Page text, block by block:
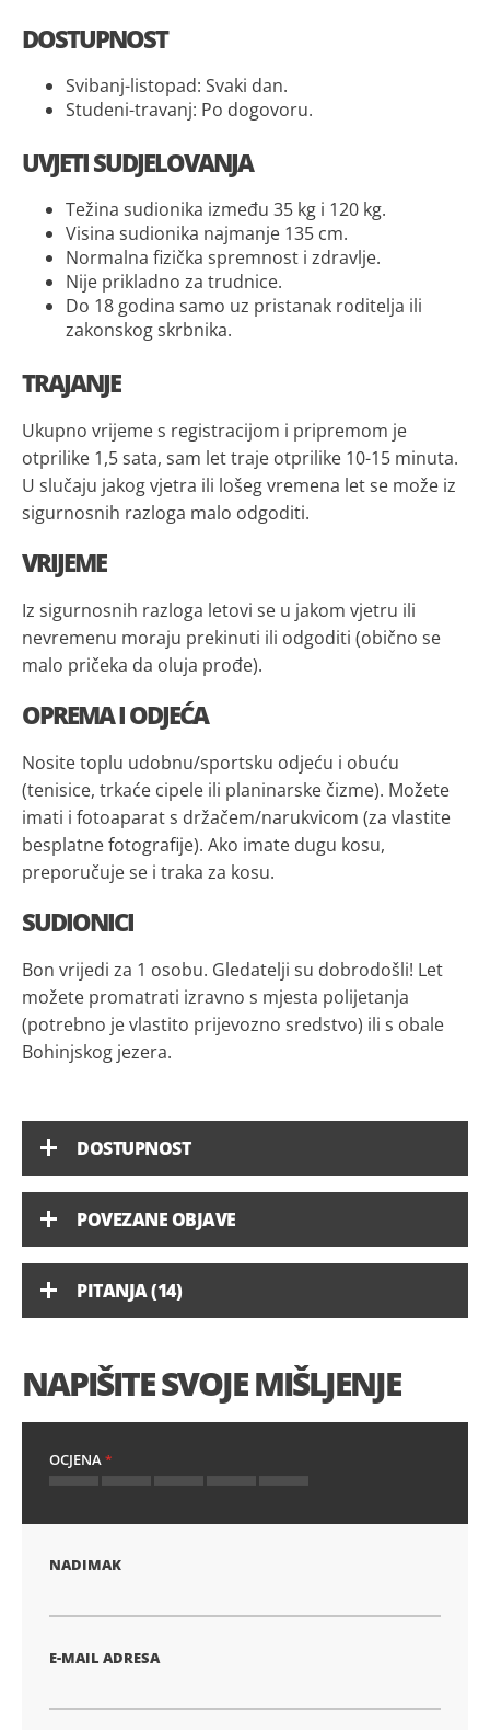
DOSTUPNOST
Svibanj-listopad: Svaki dan.
Studeni-travanj: Po dogovoru.
UVJETI SUDJELOVANJA
Težina sudionika između 35 kg i 120 kg.
Visina sudionika najmanje 135 cm.
Normalna fizička spremnost i zdravlje.
Nije prikladno za trudnice.
Do 18 godina samo uz pristanak roditelja ili
zakonskog skrbnika.
TRAJANJE
Ukupno vrijeme s registracijom i pripremom je
otprilike 1,5 sata, sam let traje otprilike 10-15 minuta.
U slučaju jakog vjetra ili lošeg vremena let se može iz
sigurnosnih razloga malo odgoditi.
VRIJEME
Iz sigurnosnih razloga letovi se u jakom vjetru ili
nevremenu moraju prekinuti ili odgoditi (obično se
malo pričeka da oluja prođe).
OPREMA I ODJEĆA
Nosite toplu udobnu/sportsku odjeću i obuću
(tenisice, trkaće cipele ili planinarske čizme). Možete
imati i fotoaparat s držačem/narukvicom (za vlastite
besplatne fotografije). Ako imate dugu kosu,
preporučuje se i traka za kosu.
SUDIONICI
Bon vrijedi za 1 osobu. Gledatelji su dobrodošli! Let
možete promatrati izravno s mjesta polijetanja
(potrebno je vlastito prijevozno sredstvo) ili s obale
Bohinjskog jezera.
DOSTUPNOST
POVEZANE OBJAVE
PITANJA (14)
NAPIŠITE SVOJE MIŠLJENJE
OCJENA
zvijezda
zvijezde
zvijezde
zvijezde
zvijezde
NADIMAK
E-MAIL ADRESA